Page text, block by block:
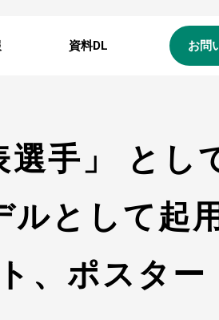
資料DL お問
手」 とし
ルとして起
、ポスター